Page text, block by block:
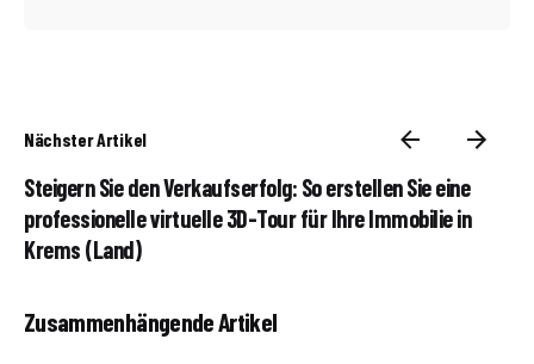
Nächster Artikel
Steigern Sie den Verkaufserfolg: So erstellen Sie eine
professionelle virtuelle 3D-Tour für Ihre Immobilie in
Krems (Land)
Zusammenhängende Artikel